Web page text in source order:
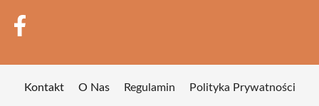
Kontakt O Nas Regulamin Polityka Prywatności